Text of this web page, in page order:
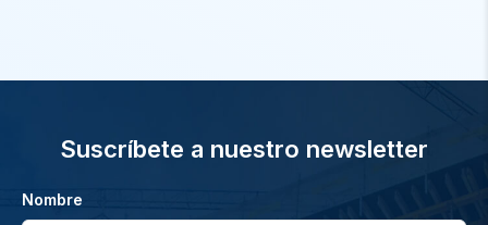
Suscríbete a nuestro newsletter
Nombre